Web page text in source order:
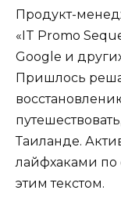
Продукт-
«IT Promo
Google и
Пришлось
Таиланде.
лайфхаками по
этим текстом.